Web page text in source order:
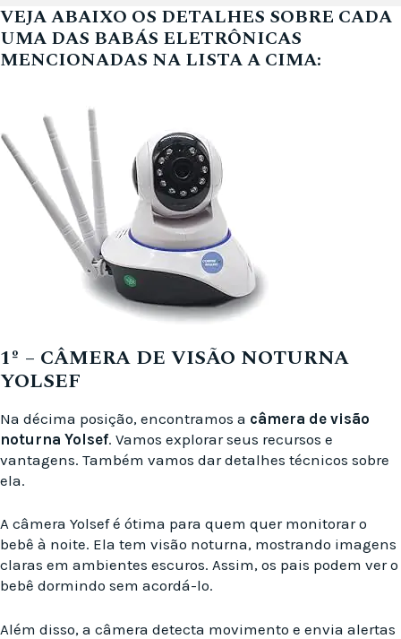
VEJA ABAIXO OS DETALHES SOBRE CADA
UMA DAS BABÁS ELETRÔNICAS
MENCIONADAS NA LISTA A CIMA:
1º – CÂMERA DE VISÃO NOTURNA
YOLSEF
Na décima posição, encontramos a câmera de visão
noturna Yolsef. Vamos explorar seus recursos e
vantagens. Também vamos dar detalhes técnicos sobre
ela.
A câmera Yolsef é ótima para quem quer monitorar o
bebê à noite. Ela tem visão noturna, mostrando imagens
claras em ambientes escuros. Assim, os pais podem ver o
bebê dormindo sem acordá-lo.
Além disso, a câmera detecta movimento e envia alertas